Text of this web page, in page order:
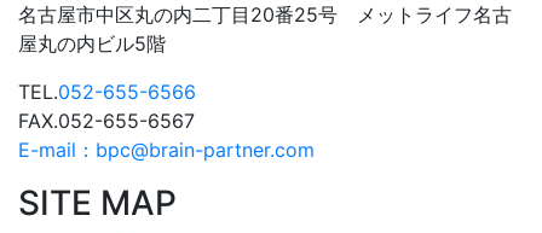
名古屋市中区丸の内二丁目20番25号 メットライフ名古
屋丸の内ビル5階
TEL.052-655-6566
FAX.052-655-6567
E-mail：bpc@brain-partner.com
SITE MAP